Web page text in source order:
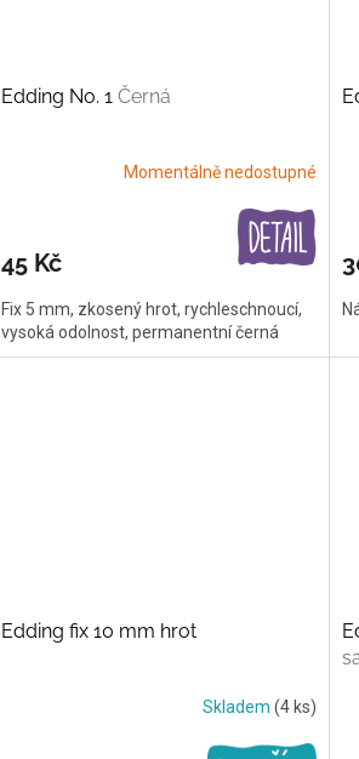
Edding No. 1 Černá
Momentálně nedostupné
45 Kč
Fix 5 mm, zkosený hrot, rychleschnoucí,
vysoká odolnost, permanentní černá
Edding fix 10 mm hrot
Skladem (4 ks)